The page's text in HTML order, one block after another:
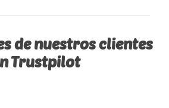
de nuestros clientes
Trustpilot